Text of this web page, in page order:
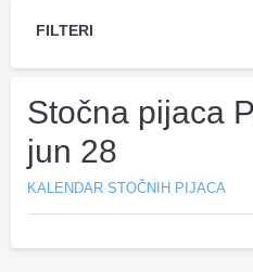
FILTERI
Stočna pijaca
jun 28
KALENDAR STOČNIH PIJACA